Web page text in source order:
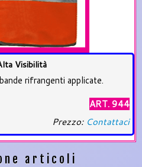
Visibilità
rifrangenti applicate.
ART. 944
Prezzo: Contattaci
articoli